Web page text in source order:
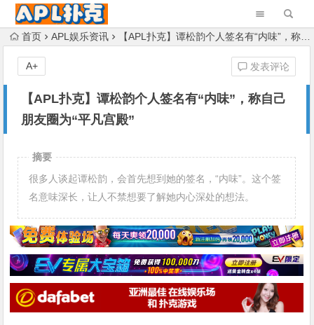
首页 APL娱乐资讯 【APL扑克】谭松韵个人签名有“内味”，称自己朋友圈为“平凡宫殿”
【APL扑克】谭松韵个人签名有“内味”，称自己
朋友圈为“平凡宫殿”
发表评论
A+
摘要
很多人谈起谭松韵，会首先想到她的签名，“内味”。这个签
名意味深长，让人不禁想要了解她内心深处的想法。